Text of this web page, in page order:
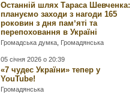
Останній шлях Тараса Шевченка:
плануємо заходи з нагоди 165
роковин з дня памʼяті та
перепоховання в Україні
Громадська думка Громадянська
05 січня 2026 о 20:39
«7 чудес України» тепер у
YouTube!
Громадянська